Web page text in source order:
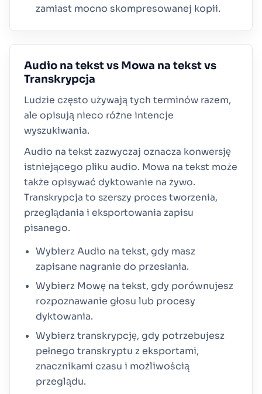
zamiast mocno skompresowanej kopii.
Audio na tekst vs Mowa na tekst vs
Transkrypcja
Ludzie często używają tych terminów razem,
ale opisują nieco różne intencje
wyszukiwania.
Audio na tekst zazwyczaj oznacza konwersję
istniejącego pliku audio. Mowa na tekst może
także opisywać dyktowanie na żywo.
Transkrypcja to szerszy proces tworzenia,
przeglądania i eksportowania zapisu
pisanego.
Wybierz Audio na tekst, gdy masz
zapisane nagranie do przesłania.
Wybierz Mowę na tekst, gdy porównujesz
rozpoznawanie głosu lub procesy
dyktowania.
Wybierz transkrypcję, gdy potrzebujesz
pełnego transkryptu z eksportami,
znacznikami czasu i możliwością
przeglądu.